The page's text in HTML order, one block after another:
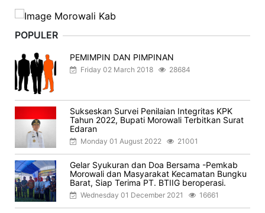
POPULER
PEMIMPIN DAN PIMPINAN
Friday 02 March 2018 28684
Sukseskan Survei Penilaian Integritas KPK
Tahun 2022, Bupati Morowali Terbitkan Surat
Edaran
Monday 01 August 2022 21001
Gelar Syukuran dan Doa Bersama -Pemkab
Morowali dan Masyarakat Kecamatan Bungku
Barat, Siap Terima PT. BTIIG beroperasi.
Wednesday 01 December 2021 16661